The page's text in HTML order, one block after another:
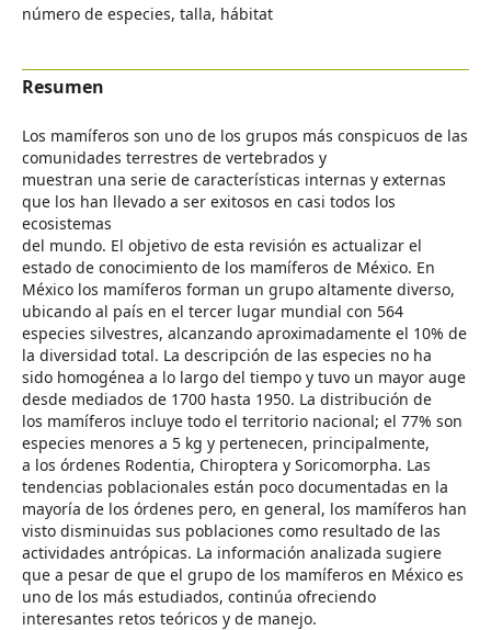
número de especies, talla, hábitat
Resumen
Los mamíferos son uno de los grupos más conspicuos de las
comunidades terrestres de vertebrados y
muestran una serie de características internas y externas
que los han llevado a ser exitosos en casi todos los
ecosistemas
del mundo. El objetivo de esta revisión es actualizar el
estado de conocimiento de los mamíferos de México. En
México los mamíferos forman un grupo altamente diverso,
ubicando al país en el tercer lugar mundial con 564
especies silvestres, alcanzando aproximadamente el 10% de
la diversidad total. La descripción de las especies no ha
sido homogénea a lo largo del tiempo y tuvo un mayor auge
desde mediados de 1700 hasta 1950. La distribución de
los mamíferos incluye todo el territorio nacional; el 77% son
especies menores a 5 kg y pertenecen, principalmente,
a los órdenes Rodentia, Chiroptera y Soricomorpha. Las
tendencias poblacionales están poco documentadas en la
mayoría de los órdenes pero, en general, los mamíferos han
visto disminuidas sus poblaciones como resultado de las
actividades antrópicas. La información analizada sugiere
que a pesar de que el grupo de los mamíferos en México es
uno de los más estudiados, continúa ofreciendo
interesantes retos teóricos y de manejo.